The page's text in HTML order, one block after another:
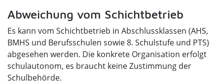
Abweichung vom Schichtbetrieb
Es kann vom Schichtbetrieb in Abschlussklassen (AHS,
BMHS und Berufsschulen sowie 8. Schulstufe und PTS)
abgesehen werden. Die konkrete Organisation erfolgt
schulautonom, es braucht keine Zustimmung der
Schulbehörde.